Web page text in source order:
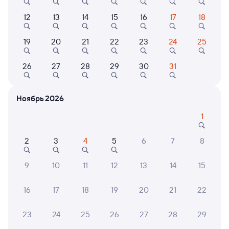
Самый быстрый
216Н Проходящий 7,5
Новосибирск-Главный
из Барнаула
22:54 04:50
3 д 9 ч 56 м в пути
Маршрут
Купе
от 8 ⁠821 ⁠₽
Плацкарт
11 ⁠320 ⁠₽
Выберите дату
Самый быстрый
12 13 14 15 16 17 18
19 20 21 22 23 24 25
26 27 28 29 30 31
Ноябрь 2026
1
2 3 4 5 6 7 8
9 10 11 12 13 14 15
16 17 18 19 20 21 22
23 24 25 26 27 28 29